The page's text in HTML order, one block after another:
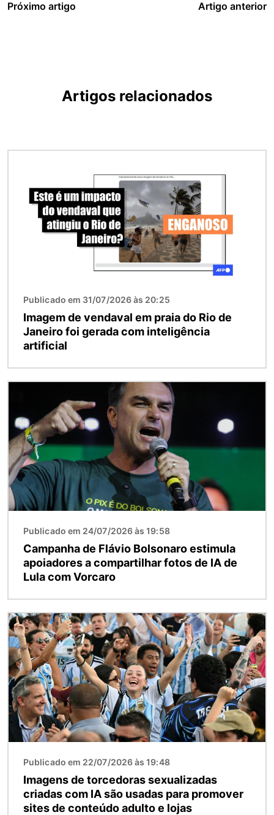
Próximo artigo Artigo anterior
Artigos relacionados
Publicado em 31/07/2026 às 20:25
Imagem de vendaval em praia do Rio de
Janeiro foi gerada com inteligência
artificial
Publicado em 24/07/2026 às 19:58
Campanha de Flávio Bolsonaro estimula
apoiadores a compartilhar fotos de IA de
Lula com Vorcaro
Imagem
Publicado em 22/07/2026 às 19:48
Imagens de torcedoras sexualizadas
criadas com IA são usadas para promover
sites de conteúdo adulto e lojas